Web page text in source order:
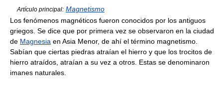
Artículo principal: Magnetismo
Los fenómenos magnéticos fueron conocidos por los antiguos
griegos. Se dice que por primera vez se observaron en la ciudad
de Magnesia en Asia Menor, de ahí el término magnetismo.
Sabían que ciertas piedras atraían el hierro y que los trocitos de
hierro atraídos, atraían a su vez a otros. Estas se denominaron
imanes naturales.